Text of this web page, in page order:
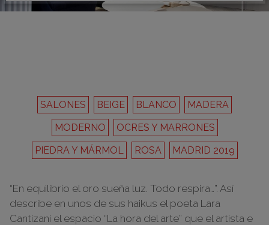
SALONES BEIGE BLANCO
MADERA
MODERNO
OCRES Y MARRONES
PIEDRA Y MÁRMOL
ROSA MADRID 2019
“En equilibrio el oro sueña luz. Todo respira…”. Así
describe en unos de sus haikus el poeta Lara
Cantizani el espacio “La hora del arte” que el artista e